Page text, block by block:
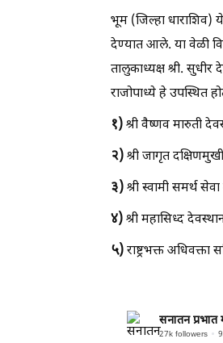
भूम (जिल्हा धाराशिव)
देण्यात आले. या वेळी
तालुकाध्यक्ष श्री. सुधीर
राजोपाध्ये हे उपस्थित
१)श्री वैष्णव मारुती
२)श्री जागृत
३)श्री स्वामी समर्थ
४)श्री महासिध्द
५)राष्ट्रभक्त
सनातन प्रभात
27k followers